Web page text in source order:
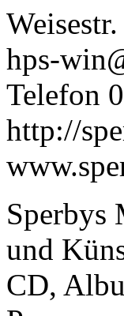
hps-
Telefon
http://
Sperbys
und
CD,